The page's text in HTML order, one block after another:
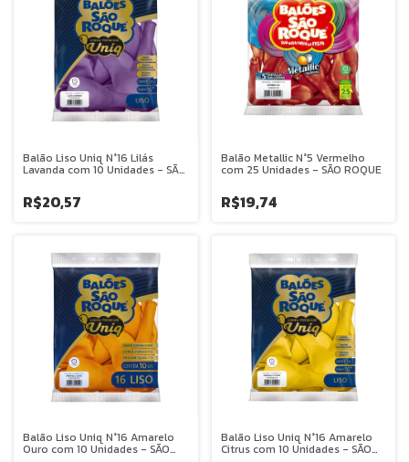
Balão Liso Uniq N°16 Lilás
Lavanda com 10 Unidades - SÃO
R$20,57
Balão Metallic N°5 Vermelho
com 25 Unidades - SÃO ROQUE
R$19,74
Balão Liso Uniq N°16 Amarelo
Ouro com 10 Unidades - SÃO
Balão Liso Uniq N°16 Amarelo
Citrus com 10 Unidades - SÃO